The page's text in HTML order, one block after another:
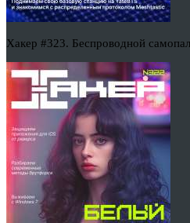
Хакер #323. Беспроводной самопал